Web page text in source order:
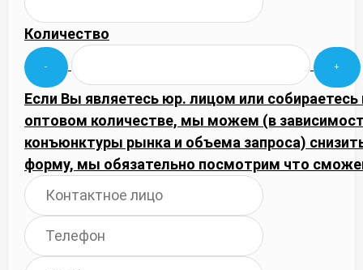
Количество
Если Вы являетесь юр. лицом или собираетесь
оптовом количестве, мы можем (в
конъюнктуры рынка и объема запроса)
форму, мы обязательно посмотрим что